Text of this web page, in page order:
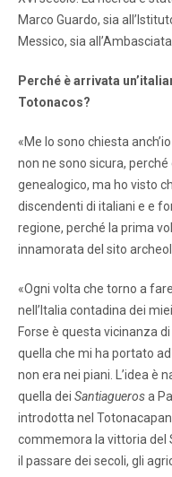
Marco Guardo, sia
Messico, sia
Perché è arrivata
Totonacos?
«Me lo sono chiesta
non ne sono sicura,
genealogico, ma ho visto
discendenti di italiani e e
regione, perché la prima
innamorata del sito
«Ogni volta che torno a
nell’Italia contadina dei
Forse è questa vicinanza
quella che mi ha portato
non era nei piani. L’idea è
quella dei Santiaguerosa
introdotta nel
commemora la vittoria del
il passare dei secoli, gli